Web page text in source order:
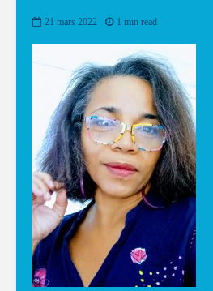
21 mars 2022 1 min read